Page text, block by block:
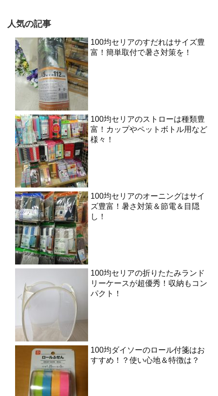
人気の記事
100均セリアのすだれはサイズ豊
富！簡単取付で暑さ対策を！
100均セリアのストローは種類豊
富！カップやペットボトル用など
様々！
100均セリアのオーニングはサイ
ズ豊富！暑さ対策＆節電＆目隠
し！
100均セリアの折りたたみランド
リーケースが超優秀！収納もコン
パクト！
100均ダイソーのロール付箋はお
すすめ！？使い心地＆特徴は？